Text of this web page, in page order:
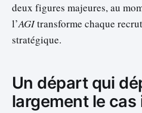
deux figures majeures, au
l’AGItransforme chaque
stratégique.
Un départ qui
largement le